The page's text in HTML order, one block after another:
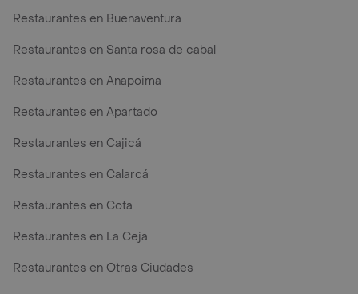
Restaurantes en Buenaventura
Restaurantes en Santa rosa de cabal
Restaurantes en Anapoima
Restaurantes en Apartado
Restaurantes en Cajicá
Restaurantes en Calarcá
Restaurantes en Cota
Restaurantes en La Ceja
Restaurantes en Otras Ciudades